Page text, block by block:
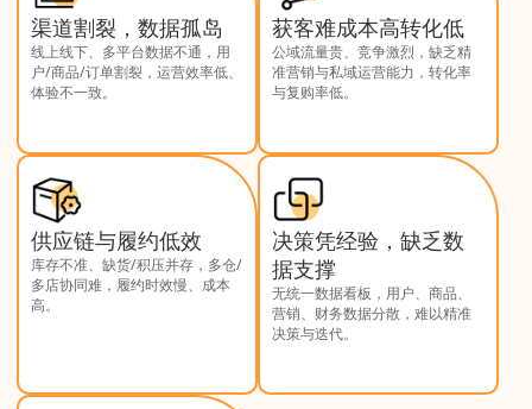
渠道割裂，数据孤岛
线上线下、多平台数据不通，用
户/商品/订单割裂，运营效率低、
体验不一致。
获客难成本高转化低
公域流量贵、竞争激烈，缺乏精
准营销与私域运营能力，转化率
与复购率低。
供应链与履约低效
库存不准、缺货/积压并存，多仓/
多店协同难，履约时效慢、成本
高。
决策凭经验，缺乏数
据支撑
无统一数据看板，用户、商品、
营销、财务数据分散，难以精准
决策与迭代。